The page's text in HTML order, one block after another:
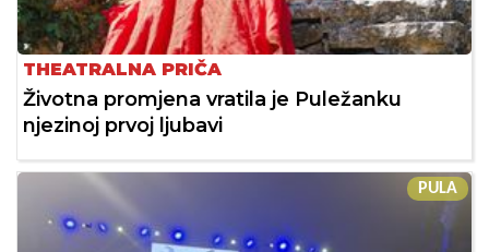
THEATRALNA PRIČA
Životna promjena vratila je Puležanku
njezinoj prvoj ljubavi
PULA